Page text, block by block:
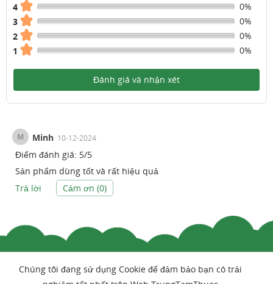
4
0%
3
0%
2
0%
1
0%
Đánh giá và nhận xét
M Minh 10-12-2024
Điểm đánh giá: 5/5
Sản phẩm dùng tốt và rất hiệu quả
Trả lời
Cảm ơn (0)
Chúng tôi đang sử dụng Cookie để đảm bảo bạn có trải